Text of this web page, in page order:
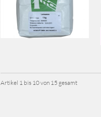
Artikel 1 bis 10 von 15 gesamt